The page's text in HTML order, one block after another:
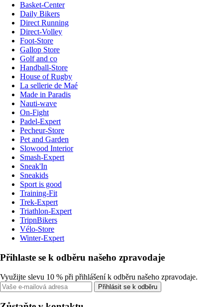
Basket-Center
Daily Bikers
Direct Running
Direct-Volley
Foot-Store
Gallop Store
Golf and co
Handball-Store
House of Rugby
La sellerie de Maé
Made in Paradis
Nauti-wave
On-Fight
Padel-Expert
Pecheur-Store
Pet and Garden
Slowood Interior
Smash-Expert
Sneak'In
Sneakids
Sport is good
Training-Fit
Trek-Expert
Triathlon-Expert
TripnBikers
Vélo-Store
Winter-Expert
Přihlaste se k odběru našeho zpravodaje
Využijte slevu 10 % při přihlášení k odběru našeho zpravodaje.
Přihlásit se k odběru